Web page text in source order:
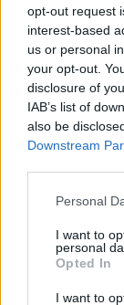
opt-out request
interest-based
us or personal
your opt-out.
disclosure of
IAB’s list of
also be
Downstream
Please note
not limited to
grant or deny
use your data
consent section.
Personal
I want to
personal
Opted In
I want to
«Τορπίλη»
απαντά
07.08.2026